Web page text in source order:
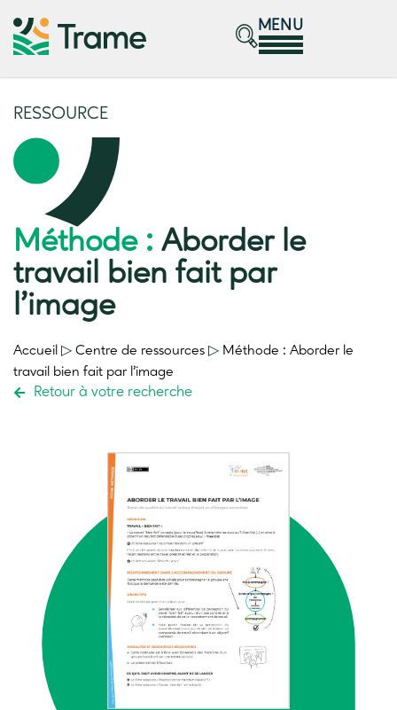
MENU
RESSOURCE
Méthode : Aborder le
travail bien fait par
l’image
Accueil ▷ Centre de ressources ▷ Méthode : Aborder le
travail bien fait par l’image
Retour à votre recherche